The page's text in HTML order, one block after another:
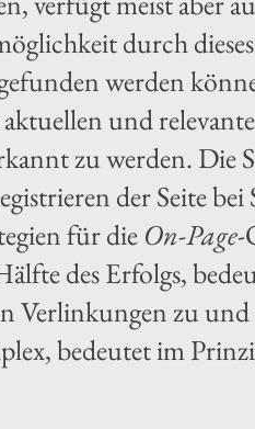
durch
werden
und
zu werden. Die
der Seite
für die On-Page-
des Erfolgs,
zu und
bedeutet im